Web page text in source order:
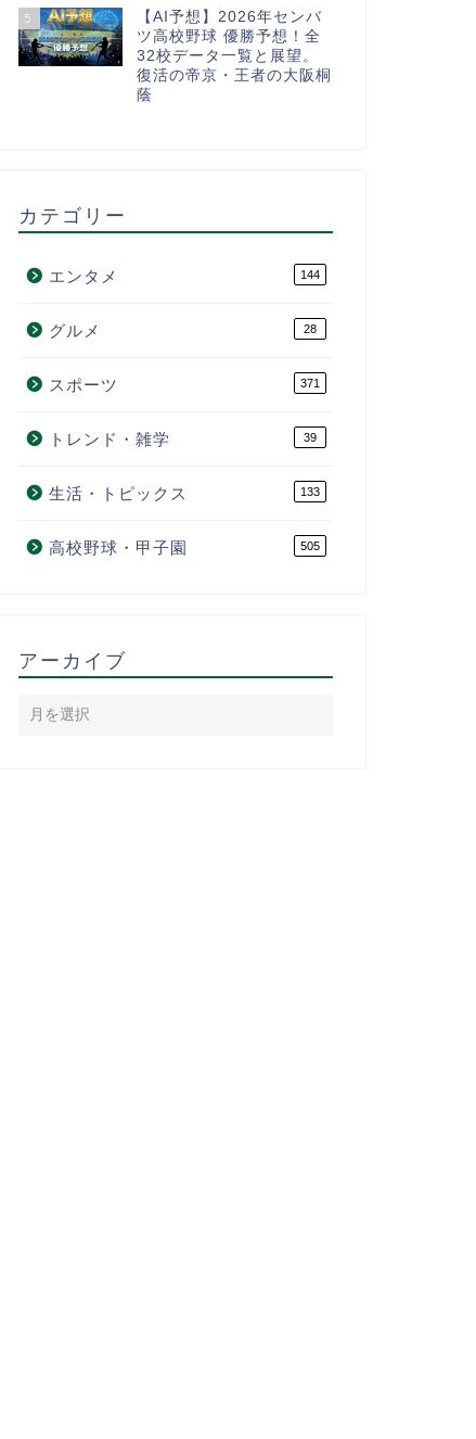
5
【AI予想】2026年センバ
ツ高校野球 優勝予想！全
32校データ一覧と展望。
復活の帝京・王者の大阪桐
蔭
カテゴリー
エンタメ 144
グルメ 28
スポーツ 371
トレンド・雑学 39
生活・トピックス 133
高校野球・甲子園 505
アーカイブ